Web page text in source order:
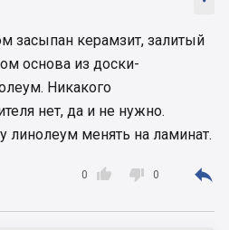
засыпан керамзит, залитый
основа из доски-
Никакого
нет, да и не нужно.
линолеум менять на ламинат.

0  0 